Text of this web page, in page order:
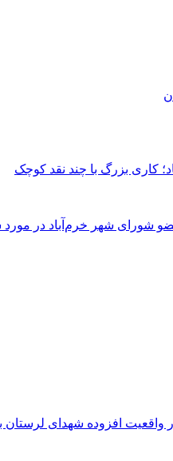
شورای شهر خرم‌آباد در
واقعیت افزوده شهدای